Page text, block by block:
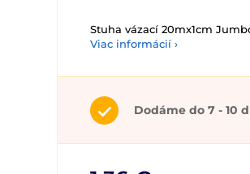
Stuha vázací 20mx1cm
Viac informácií ›
Dodáme do 7 - 10